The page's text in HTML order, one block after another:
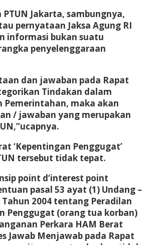
Jakarta, sambungnya,
pernyataan Jaksa Agung RI
informasi bukan suatu
penyelenggaraan
dan jawaban pada Rapat
Tindakan dalam
Pemerintahan, maka akan
/ jawaban yang merupakan
‘Kepentingan Penggugat’
tersebut tidak tepat.
point d‘interest point
pasal 53 ayat (1) Undang –
2004 tentang Peradilan
Penggugat (orang tua korban)
Perkara HAM Berat
Jawab Menjawab pada Rapat